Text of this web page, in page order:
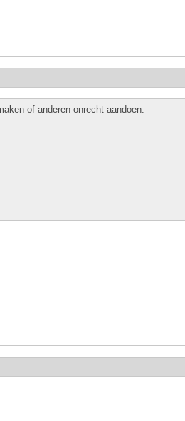
of anderen onrecht aandoen.